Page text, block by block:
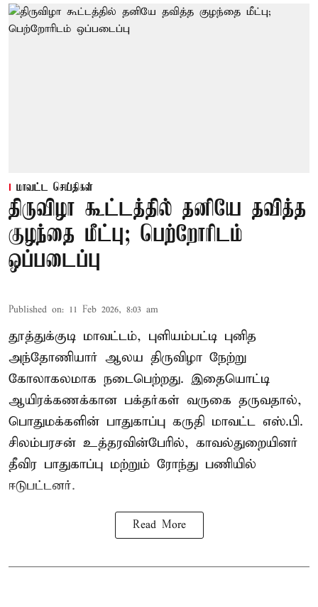
மாவட்ட செய்திகள்
திருவிழா கூட்டத்தில் தனியே தவித்த
குழந்தை மீட்பு; பெற்றோரிடம்
ஒப்படைப்பு
Published on: 11 Feb 2026, 8:03 am
தூத்துக்குடி மாவட்டம், புளியம்பட்டி புனித
அந்தோணியார் ஆலய திருவிழா நேற்று
கோலாகலமாக நடைபெற்றது. இதையொட்டி
ஆயிரக்கணக்கான பக்தர்கள் வருகை தருவதால்,
பொதுமக்களின் பாதுகாப்பு கருதி மாவட்ட எஸ்.பி.
சிலம்பரசன் உத்தரவின்பேரில், காவல்துறையினர்
தீவிர பாதுகாப்பு மற்றும் ரோந்து பணியில்
ஈடுபட்டனர்.
Read More